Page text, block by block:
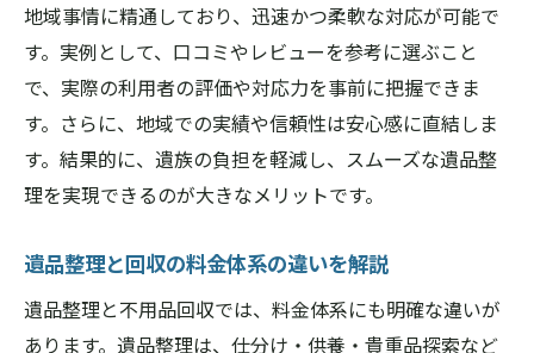
地域事情に精通しており、迅速かつ柔軟な対応が可能で
す。実例として、口コミやレビューを参考に選ぶこと
で、実際の利用者の評価や対応力を事前に把握できま
す。さらに、地域での実績や信頼性は安心感に直結しま
す。結果的に、遺族の負担を軽減し、スムーズな遺品整
理を実現できるのが大きなメリットです。
遺品整理と回収の料金体系の違いを解説
遺品整理と不用品回収では、料金体系にも明確な違いが
あります。遺品整理は、仕分け・供養・貴重品探索など